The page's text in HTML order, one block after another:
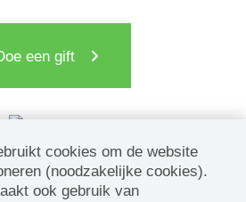
een gift
cookies om de website
(noodzakelijke cookies).
ook gebruik van